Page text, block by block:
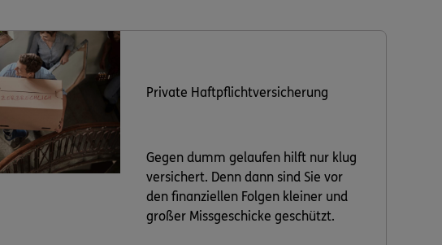
Private Haftpflichtversicherung
Gegen dumm gelaufen hilft nur klug
versichert. Denn dann sind Sie vor
den finanziellen Folgen kleiner und
großer Missgeschicke geschützt.